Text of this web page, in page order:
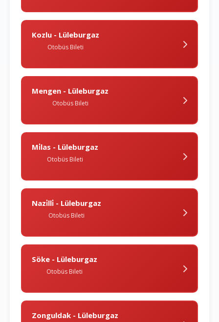
Kozlu - Lüleburgaz
Otobüs Bileti
Mengen - Lüleburgaz
Otobüs Bileti
Mi̇las - Lüleburgaz
Otobüs Bileti
Nazi̇lli̇ - Lüleburgaz
Otobüs Bileti
Söke - Lüleburgaz
Otobüs Bileti
Zonguldak - Lüleburgaz